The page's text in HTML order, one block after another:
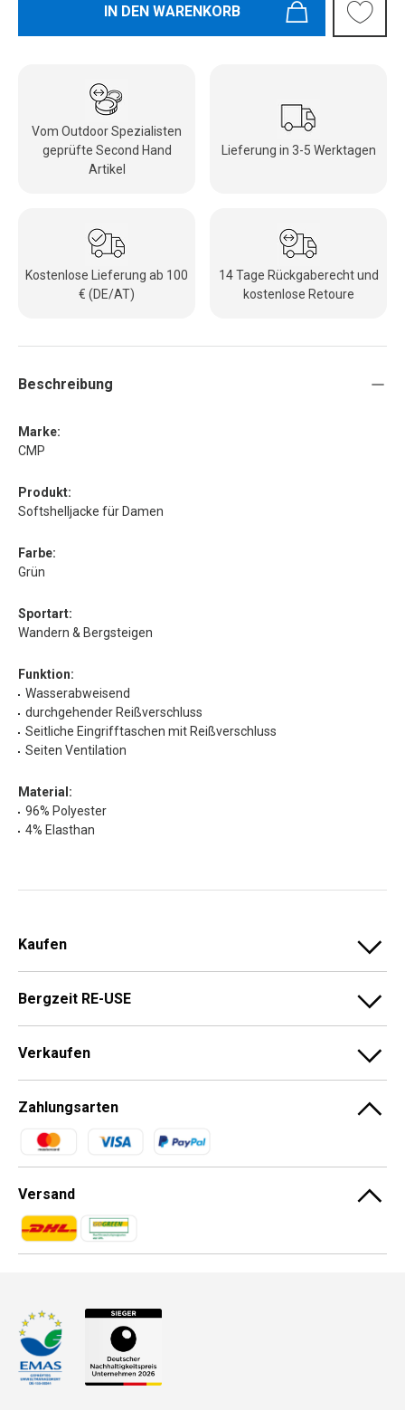
IN DEN WARENKORB
Vom Outdoor Spezialisten
geprüfte Second Hand
Artikel
Lieferung in 3-5 Werktagen
Kostenlose Lieferung ab 100
€ (DE/AT)
14 Tage Rückgaberecht und
kostenlose Retoure
Beschreibung
Marke:
CMP
Produkt:
Softshelljacke für Damen
Farbe:
Grün
Sportart:
Wandern & Bergsteigen
Funktion:
Wasserabweisend
durchgehender Reißverschluss
Seitliche Eingrifftaschen mit Reißverschluss
Seiten Ventilation
Material:
96% Polyester
4% Elasthan
Kaufen
Bergzeit RE-USE
Verkaufen
Zahlungsarten
Zahlungsmethoden
Versand
Zahlungsmethoden
Zahlungsmethoden